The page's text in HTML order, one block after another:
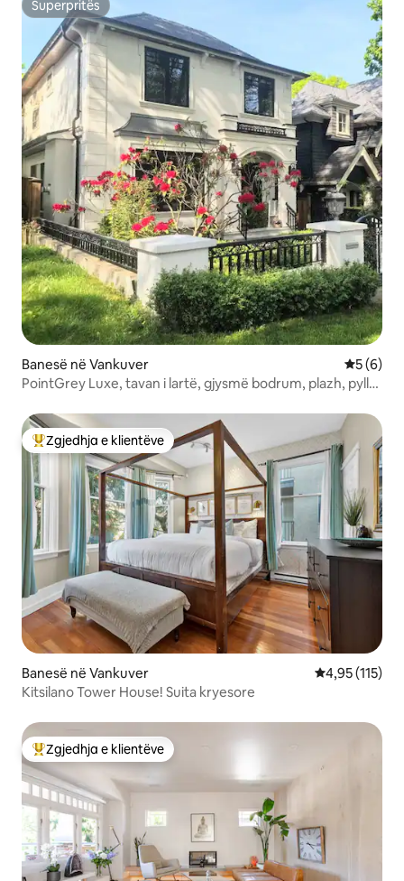
Superpritës
Superpritës
Banesë në Vankuver
5 (6)
PointGrey Luxe, tavan i lartë, gjysmë bodrum, plazh, pyll
Më të mirat e zgjedhjeve të klientëve
Zgjedhja e klientëve
Banesë në Vankuver Vlerësimi
4,95 (115)
Kitsilano Tower House! Suita kryesore
Më të mirat e zgjedhjeve të klientëve
Zgjedhja e klientëve